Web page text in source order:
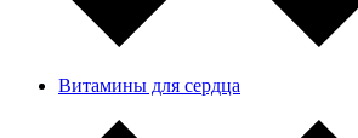
Витамины для сердца